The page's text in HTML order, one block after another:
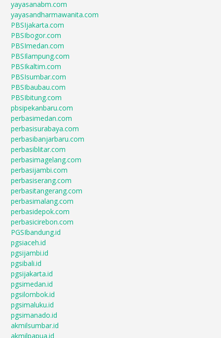
yayasanabm.com
yayasandharmawanita.com
PBSIjakarta.com
PBSIbogor.com
PBSImedan.com
PBSIlampung.com
PBSIkaltim.com
PBSIsumbar.com
PBSIbaubau.com
PBSIbitung.com
pbsipekanbaru.com
perbasimedan.com
perbasisurabaya.com
perbasibanjarbaru.com
perbasiblitar.com
perbasimagelang.com
perbasijambi.com
perbasiserang.com
perbasitangerang.com
perbasimalang.com
perbasidepok.com
perbasicirebon.com
PGSIbandung.id
pgsiaceh.id
pgsijambi.id
pgsibali.id
pgsijakarta.id
pgsimedan.id
pgsilombok.id
pgsimaluku.id
pgsimanado.id
akmilsumbar.id
akmilpapua.id